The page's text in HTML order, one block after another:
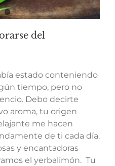
del
estado conteniendo
tiempo, pero no
Debo decirte
aroma, tu origen
me hacen
de ti cada día.
y encantadoras
el yerbalimón. Tu